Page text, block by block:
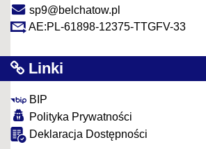
sp9@belchatow.pl
AE:PL-61898-12375-TTGFV-33
Linki
BIP
Polityka Prywatności
Deklaracja Dostępności